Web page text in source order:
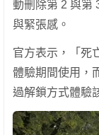
動刪除第 2 與第
與緊張感。
官方表示，「死
體驗期間使用，
過解鎖方式體驗